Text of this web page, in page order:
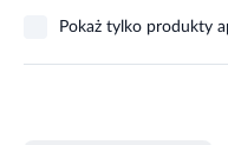
Pokaż tylko produkty